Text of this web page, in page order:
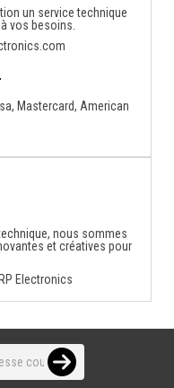
un service technique
vos besoins.
Mastercard, American
nous sommes
et créatives pour
Electronics